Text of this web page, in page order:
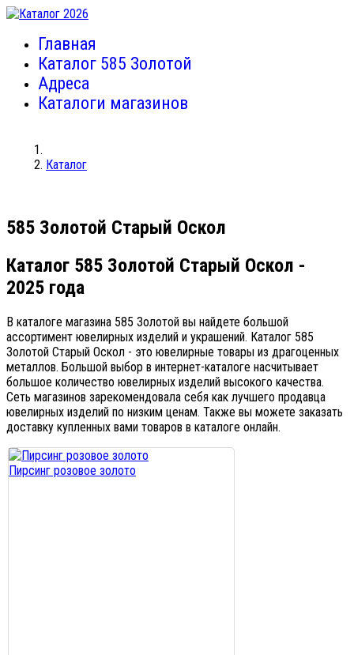
Главная
Каталог 585 Золотой
Адреса
Каталоги магазинов
Каталог
585 Золотой Старый Оскол
Каталог 585 Золотой Старый Оскол -
2025 года
В каталоге магазина 585 Золотой вы найдете большой
ассортимент ювелирных изделий и украшений. Каталог 585
Золотой Старый Оскол - это ювелирные товары из драгоценных
металлов. Большой выбор в интернет-каталоге насчитывает
большое количество ювелирных изделий высокого качества.
Сеть магазинов зарекомендовала себя как лучшего продавца
ювелирных изделий по низким ценам. Также вы можете заказать
доставку купленных вами товаров в каталоге онлайн.
Пирсинг розовое золото